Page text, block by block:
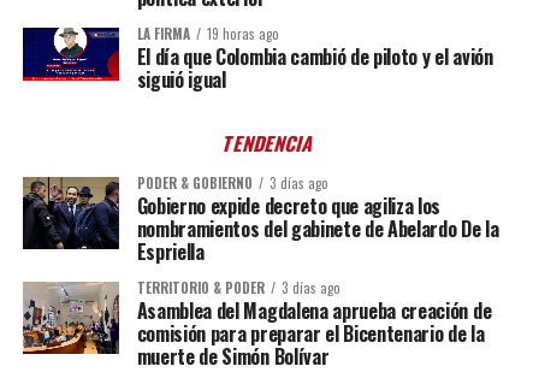
LA FIRMA 19 horas ago
El día que Colombia cambió de piloto y el avión
siguió igual
TENDENCIA
PODER & GOBIERNO 3 días ago
Gobierno expide decreto que agiliza los
nombramientos del gabinete de Abelardo De la
Espriella
TERRITORIO & PODER 3 días ago
Asamblea del Magdalena aprueba creación de
comisión para preparar el Bicentenario de la
muerte de Simón Bolívar